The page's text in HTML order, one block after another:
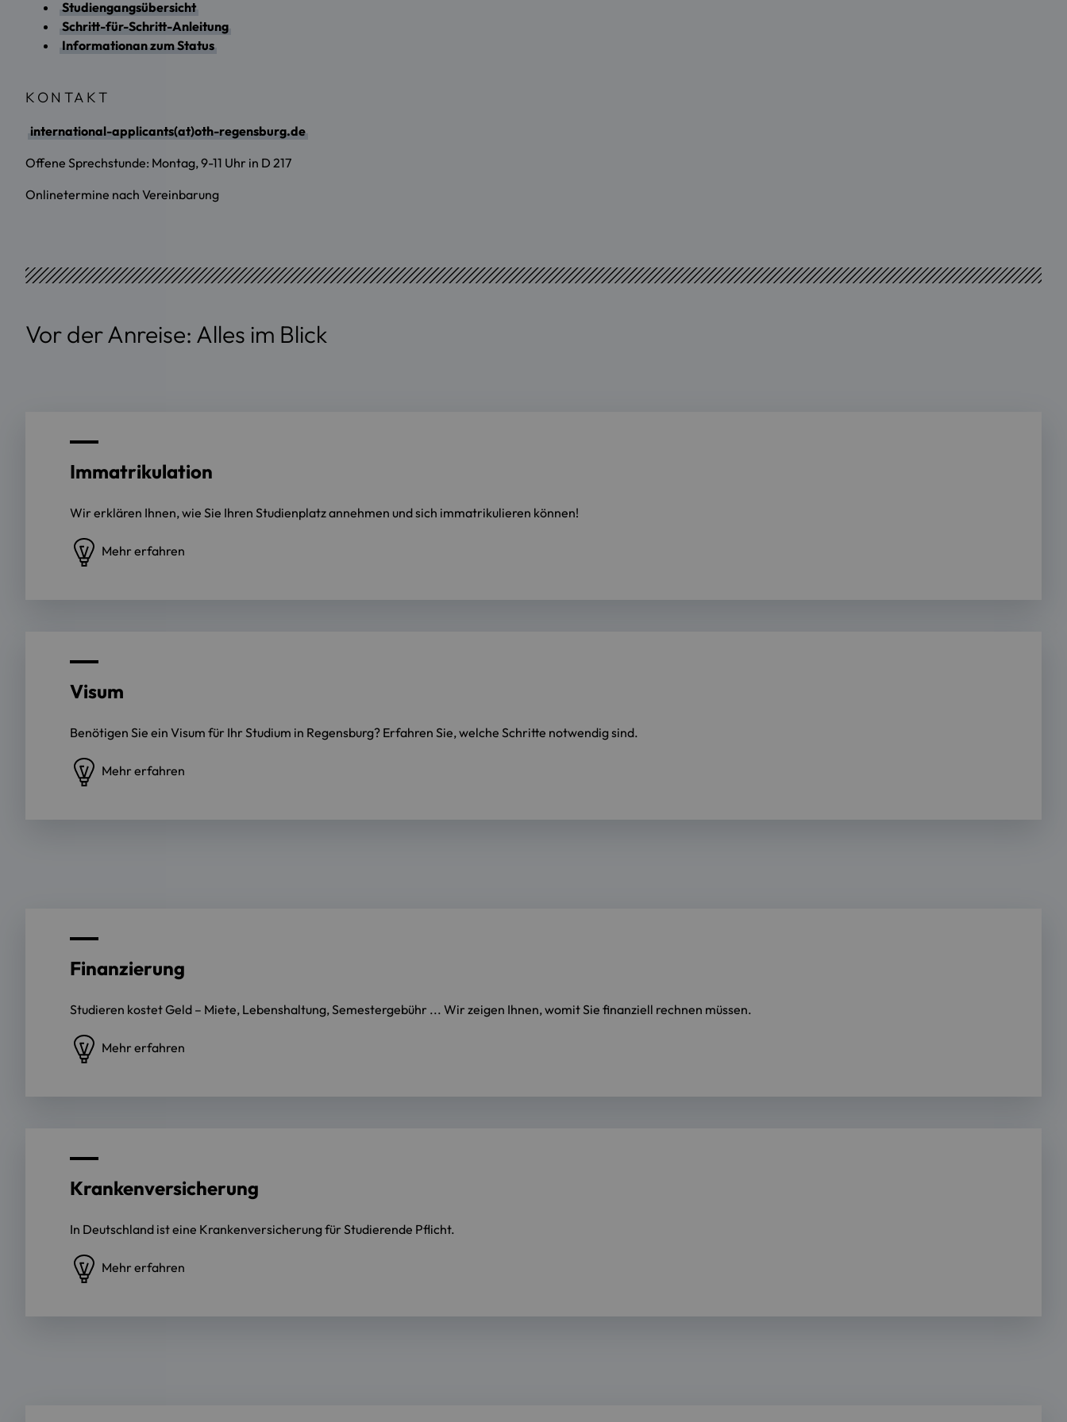
Studiengangsübersicht
Schritt-für-Schritt-Anleitung
Informationan zum Status
KONTAKT
international-applicants(at)oth-regensburg.de
Offene Sprechstunde: Montag, 9-11 Uhr in D 217
Onlinetermine nach Vereinbarung
Vor der Anreise: Alles im Blick
Immatrikulation
Wir erklären Ihnen, wie Sie Ihren Studienplatz annehmen und sich immatrikulieren können!
Mehr erfahren
Visum
Benötigen Sie ein Visum für Ihr Studium in Regensburg? Erfahren Sie, welche Schritte notwendig sind.
Mehr erfahren
Finanzierung
Studieren kostet Geld – Miete, Lebenshaltung, Semestergebühr ... Wir zeigen Ihnen, womit Sie finanziell rechnen müssen.
Mehr erfahren
Krankenversicherung
In Deutschland ist eine Krankenversicherung für Studierende Pflicht.
Mehr erfahren